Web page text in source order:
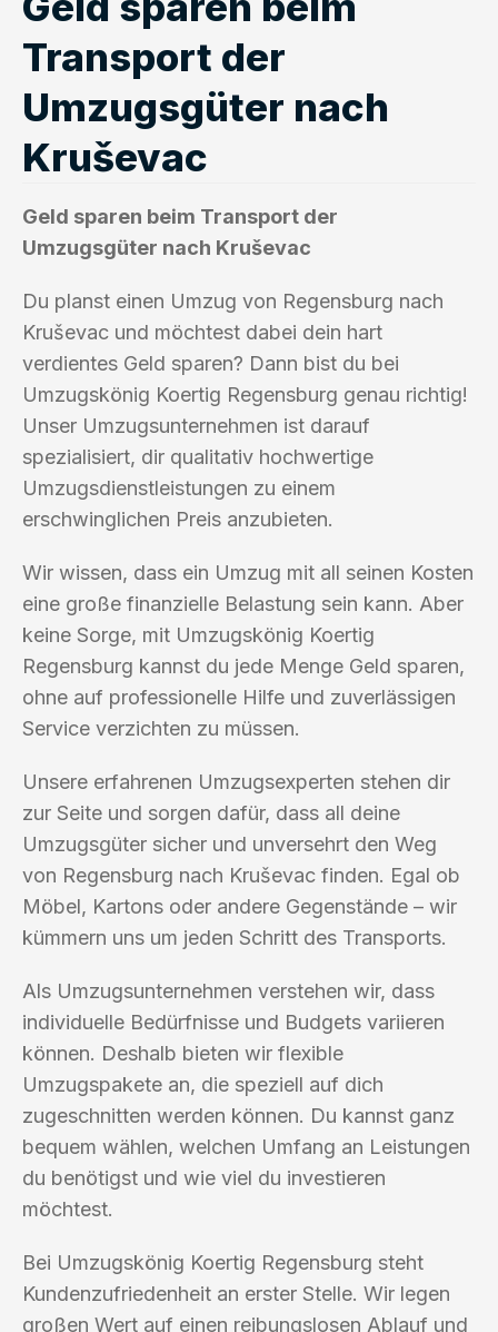
Transport der
Umzugsgüter nach
Kruševac
Geld sparen beim Transport der
Umzugsgüter nach Kruševac
Du planst einen Umzug von Regensburg nach
Kruševac und möchtest dabei dein hart
verdientes Geld sparen? Dann bist du bei
Umzugskönig Koertig Regensburg genau richtig!
Unser Umzugsunternehmen ist darauf
spezialisiert, dir qualitativ hochwertige
Umzugsdienstleistungen zu einem
erschwinglichen Preis anzubieten.
Wir wissen, dass ein Umzug mit all seinen Kosten
eine große finanzielle Belastung sein kann. Aber
keine Sorge, mit Umzugskönig Koertig
Regensburg kannst du jede Menge Geld sparen,
ohne auf professionelle Hilfe und zuverlässigen
Service verzichten zu müssen.
Unsere erfahrenen Umzugsexperten stehen dir
zur Seite und sorgen dafür, dass all deine
Umzugsgüter sicher und unversehrt den Weg
von Regensburg nach Kruševac finden. Egal ob
Möbel, Kartons oder andere Gegenstände – wir
kümmern uns um jeden Schritt des Transports.
Als Umzugsunternehmen verstehen wir, dass
individuelle Bedürfnisse und Budgets variieren
können. Deshalb bieten wir flexible
Umzugspakete an, die speziell auf dich
zugeschnitten werden können. Du kannst ganz
bequem wählen, welchen Umfang an Leistungen
du benötigst und wie viel du investieren
möchtest.
Bei Umzugskönig Koertig Regensburg steht
Kundenzufriedenheit an erster Stelle. Wir legen
großen Wert auf einen reibungslosen Ablauf und